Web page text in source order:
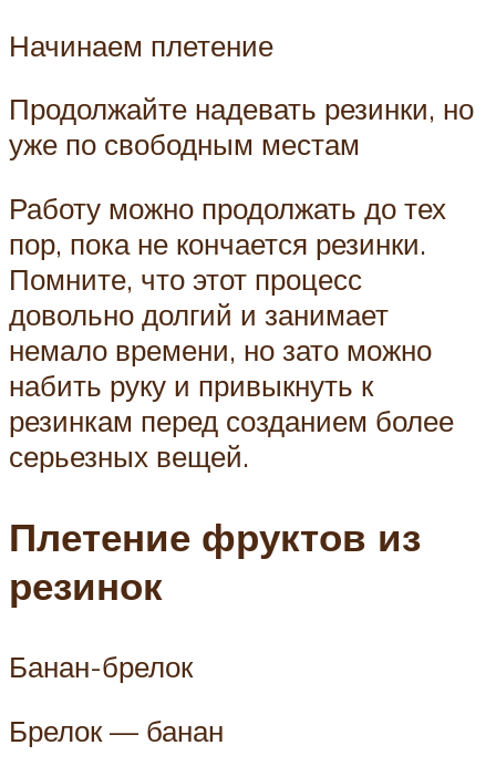
Начинаем плетение
Продолжайте надевать резинки, но
уже по свободным местам
Работу можно продолжать до тех
пор, пока не кончается резинки.
Помните, что этот процесс
довольно долгий и занимает
немало времени, но зато можно
набить руку и привыкнуть к
резинкам перед созданием более
серьезных вещей.
Плетение фруктов из
резинок
Банан-брелок
Брелок — банан